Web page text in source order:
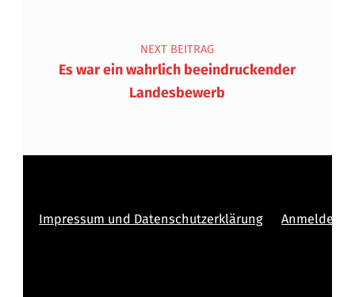
NEXT BEITRAG
Es war ein wahrlich beeindruckender
Landesbewerb
Impressum und Datenschutzerklärung Anmelden